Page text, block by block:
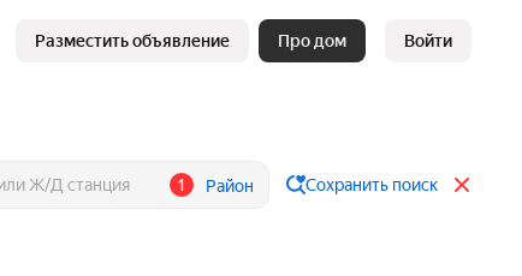
Разместить объявление Про дом Войти
1 Район Сохранить поиск